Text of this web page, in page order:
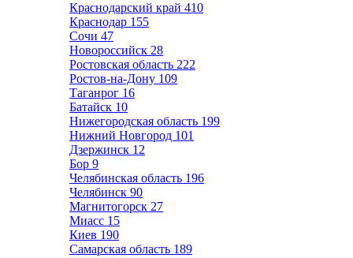
Краснодарский край 410
Краснодар 155
Сочи 47
Новороссийск 28
Ростовская область 222
Ростов-на-Дону 109
Таганрог 16
Батайск 10
Нижегородская область 199
Нижний Новгород 101
Дзержинск 12
Бор 9
Челябинская область 196
Челябинск 90
Магнитогорск 27
Миасс 15
Киев 190
Самарская область 189